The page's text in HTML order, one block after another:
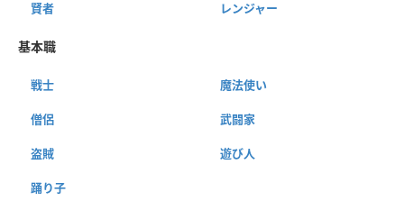
賢者 レンジャー
基本職
戦士 魔法使い
僧侶 武闘家
盗賊 遊び人
踊り子